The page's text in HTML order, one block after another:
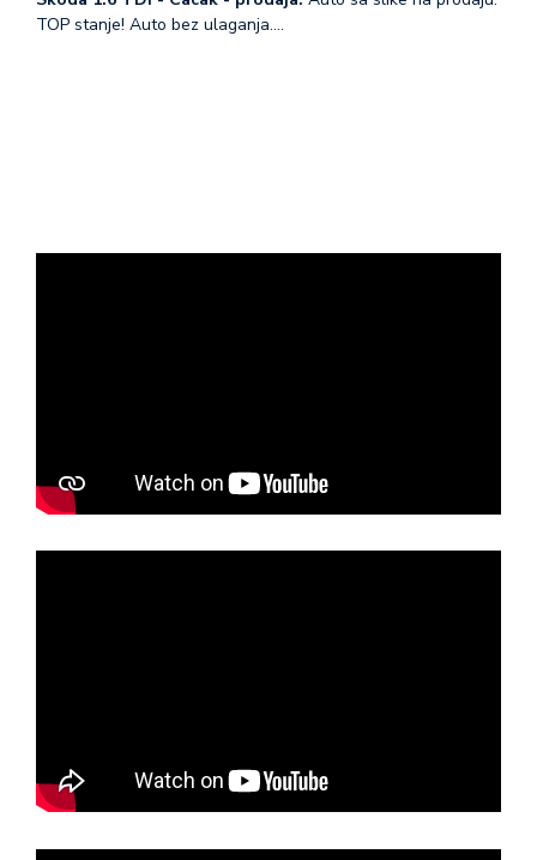
TOP stanje! Auto bez ulaganja.…